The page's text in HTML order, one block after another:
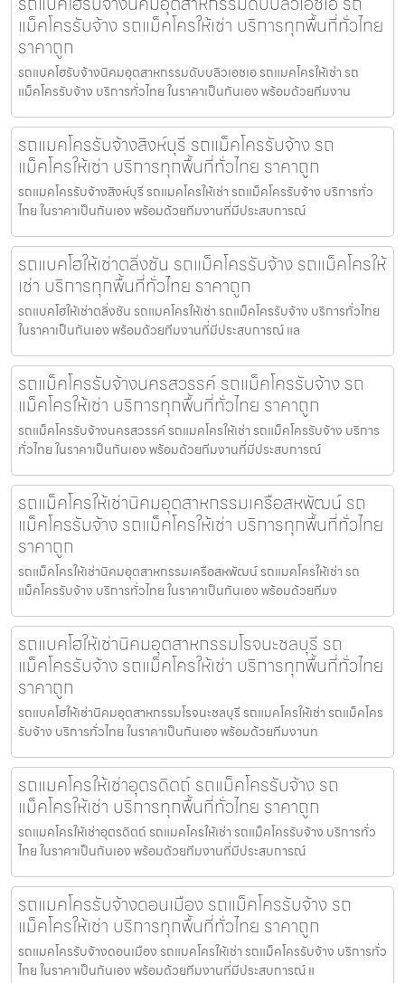
แม็คโครรับจ้าง รถแม็คโครให้เช่า บริการทุกพื้นที่ทั่วไทย
ราคาถูก
รถแบคโฮรับจ้างนิคมอุตสาหกรรมดับบลิวเอชเอ รถแมคโครให้เช่า รถ
แม็คโครรับจ้าง บริการทั่วไทย ในราคาเป็นกันเอง พร้อมด้วยทีมงาน
รถแมคโครรับจ้างสิงห์บุรี รถแม็คโครรับจ้าง รถ
แม็คโครให้เช่า บริการทุกพื้นที่ทั่วไทย ราคาถูก
รถแมคโครรับจ้างสิงห์บุรี รถแมคโครให้เช่า รถแม็คโครรับจ้าง บริการทั่ว
ไทย ในราคาเป็นกันเอง พร้อมด้วยทีมงานที่มีประสบการณ์
รถแบคโฮให้เช่าตลิ่งชัน รถแม็คโครรับจ้าง รถแม็คโครให้
เช่า บริการทุกพื้นที่ทั่วไทย ราคาถูก
รถแบคโฮให้เช่าตลิ่งชัน รถแมคโครให้เช่า รถแม็คโครรับจ้าง บริการทั่วไทย
ในราคาเป็นกันเอง พร้อมด้วยทีมงานที่มีประสบการณ์ แล
รถแม็คโครรับจ้างนครสวรรค์ รถแม็คโครรับจ้าง รถ
แม็คโครให้เช่า บริการทุกพื้นที่ทั่วไทย ราคาถูก
รถแม็คโครรับจ้างนครสวรรค์ รถแมคโครให้เช่า รถแม็คโครรับจ้าง บริการ
ทั่วไทย ในราคาเป็นกันเอง พร้อมด้วยทีมงานที่มีประสบการณ์
รถแม็คโครให้เช่านิคมอุตสาหกรรมเครือสหพัฒน์ รถ
แม็คโครรับจ้าง รถแม็คโครให้เช่า บริการทุกพื้นที่ทั่วไทย
ราคาถูก
รถแม็คโครให้เช่านิคมอุตสาหกรรมเครือสหพัฒน์ รถแมคโครให้เช่า รถ
แม็คโครรับจ้าง บริการทั่วไทย ในราคาเป็นกันเอง พร้อมด้วยทีมง
รถแบคโฮให้เช่านิคมอุตสาหกรรมโรจนะชลบุรี รถ
แม็คโครรับจ้าง รถแม็คโครให้เช่า บริการทุกพื้นที่ทั่วไทย
ราคาถูก
รถแบคโฮให้เช่านิคมอุตสาหกรรมโรจนะชลบุรี รถแมคโครให้เช่า รถแม็คโคร
รับจ้าง บริการทั่วไทย ในราคาเป็นกันเอง พร้อมด้วยทีมงานท
รถแมคโครให้เช่าอุตรดิตถ์ รถแม็คโครรับจ้าง รถ
แม็คโครให้เช่า บริการทุกพื้นที่ทั่วไทย ราคาถูก
รถแมคโครให้เช่าอุตรดิตถ์ รถแมคโครให้เช่า รถแม็คโครรับจ้าง บริการทั่ว
ไทย ในราคาเป็นกันเอง พร้อมด้วยทีมงานที่มีประสบการณ์
รถแมคโครรับจ้างดอนเมือง รถแม็คโครรับจ้าง รถ
แม็คโครให้เช่า บริการทุกพื้นที่ทั่วไทย ราคาถูก
รถแมคโครรับจ้างดอนเมือง รถแมคโครให้เช่า รถแม็คโครรับจ้าง บริการทั่ว
ไทย ในราคาเป็นกันเอง พร้อมด้วยทีมงานที่มีประสบการณ์ แ